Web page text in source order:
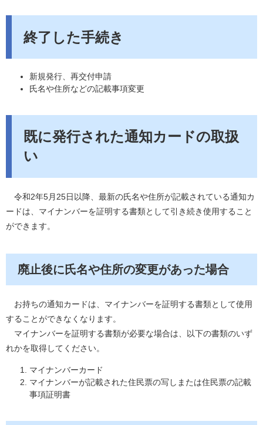
終了した手続き
新規発行、再交付申請
氏名や住所などの記載事項変更
既に発行された通知カードの取扱
い
令和2年5月25日以降、最新の氏名や住所が記載されている通知カ
ードは、マイナンバーを証明する書類として引き続き使用すること
ができます。
廃止後に氏名や住所の変更があった場合
お持ちの通知カードは、マイナンバーを証明する書類として使用
することができなくなります。
マイナンバーを証明する書類が必要な場合は、以下の書類のいず
れかを取得してください。
マイナンバーカード
マイナンバーが記載された住民票の写しまたは住民票の記載
事項証明書